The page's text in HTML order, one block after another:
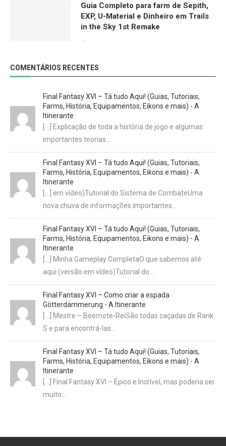
Guia Completo para farm de Sepith,
EXP, U-Material e Dinheiro em Trails
in the Sky 1st Remake
COMENTÁRIOS RECENTES
Final Fantasy XVI – Tá tudo Aqui! (Guias, Tutoriais,
Farms, História, Equipamentos, Eikons e mais) - A
Itinerante
[…] Explicação de toda a história de jogo e algumas
importantes teorias…
Final Fantasy XVI – Tá tudo Aqui! (Guias, Tutoriais,
Farms, História, Equipamentos, Eikons e mais) - A
Itinerante
[…] em vídeo)Tutorial do Sistema de CombateUma
nova chuva de informações importantes…
Final Fantasy XVI – Tá tudo Aqui! (Guias, Tutoriais,
Farms, História, Equipamentos, Eikons e mais) - A
Itinerante
[…] Minha Gameplay CompletaO que sabemos até
aqui (versão em vídeo)Tutorial do…
Final Fantasy XVI – Como criar a espada
Götterdämmerung - A Itinerante
[…] Mestre – Beemote-ReiSão todas caçadas de Rank
S e para encontrá-las…
Final Fantasy XVI – Tá tudo Aqui! (Guias, Tutoriais,
Farms, História, Equipamentos, Eikons e mais) - A
Itinerante
[…] Final Fantasy XVI – Épico e Incrível, mas poderia ser
muito…